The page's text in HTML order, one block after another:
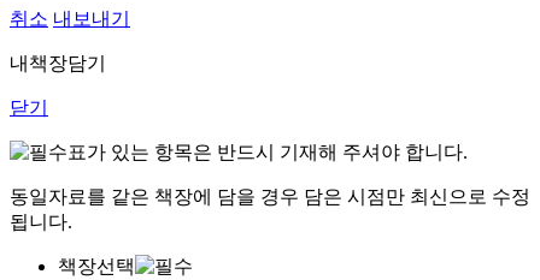
취소 내보내기
내책장담기
닫기
표가 있는 항목은 반드시 기재해 주셔야 합니다.
동일자료를 같은 책장에 담을 경우 담은 시점만 최신으로 수정
됩니다.
책장선택